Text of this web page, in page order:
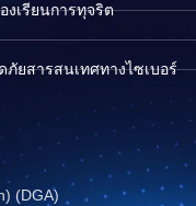
งเรียนการทุจริต
ยสารสนเทศทางไซเบอร์
(DGA)